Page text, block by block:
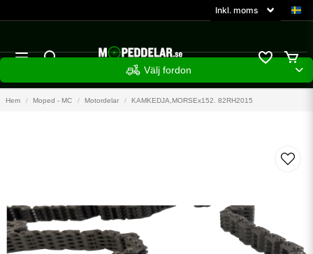
Välj fordon
Hem Moped - MC Motordelar KAMKEDJA,MORSEx152. 82RH2015